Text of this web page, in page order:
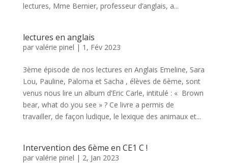
lectures, Mme Bernier, professeur d’anglais, a...
lectures en anglais
par valérie pinel | 1, Fév 2023
3ème épisode de nos lectures en Anglais Emeline, Sara
Lou, Pauline, Paloma et Sacha , élèves de 6ème, sont
venus nous lire un album d’Eric Carle, intitulé : « Brown
bear, what do you see » ? Ce livre a permis de
travailler, de façon ludique, le lexique des animaux et...
Intervention des 6ème en CE1 C !
par valérie pinel | 2, Jan 2023